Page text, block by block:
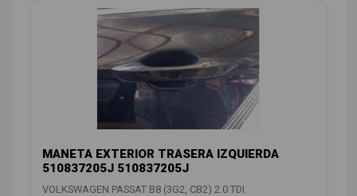
MANETA EXTERIOR TRASERA IZQUIERDA
510837205J 510837205J
VOLKSWAGEN PASSAT B8 (3G2, CB2) 2.0 TDI